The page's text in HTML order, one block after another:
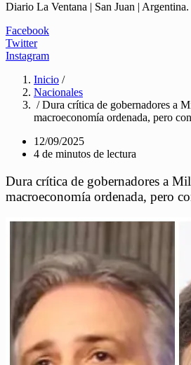
Diario La Ventana | San Juan | Argentina.
Facebook
Twitter
Instagram
Inicio /
Nacionales
/ Dura crítica de gobernadores a
macroeconomía ordenada, pero
12/09/2025
4 de minutos de lectura
Dura crítica de gobernadores a
macroeconomía ordenada, pero